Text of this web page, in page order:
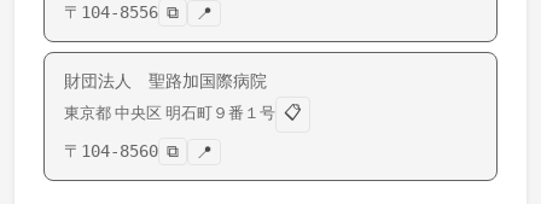
〒 104-8556 ⧉ 📍
財団法人 聖路加国際病院
東京都 中央区 明石町 ９番１号 📋
〒 104-8560 ⧉ 📍